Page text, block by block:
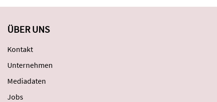
ÜBER UNS
Kontakt
Unternehmen
Mediadaten
Jobs